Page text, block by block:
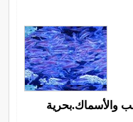
والأسماك.بحرية